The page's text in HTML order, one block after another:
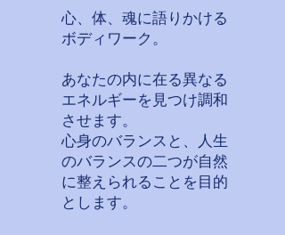
心、体、魂に語りかける
ボディワーク。
あなたの内に在る異なる
エネルギーを見つけ調和
させます。
心身のバランスと、人生
のバランスの二つが自然
に整えられることを目的
とします。